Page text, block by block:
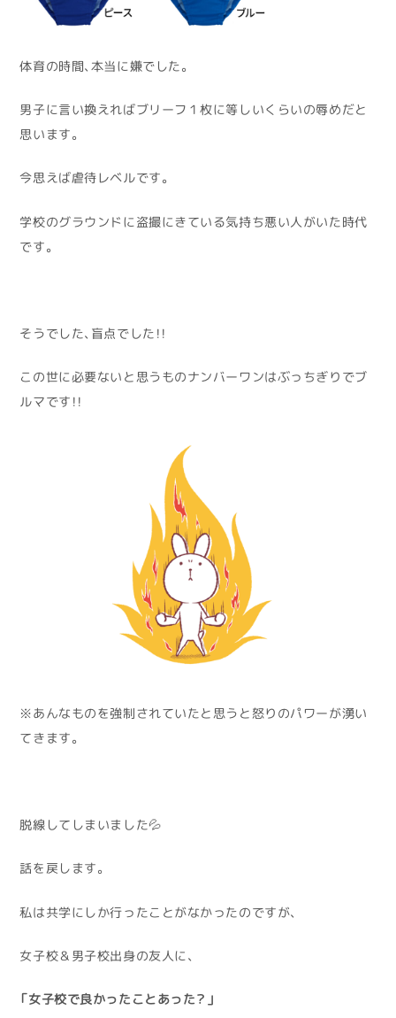
体育の時間、本当に嫌でした。
男子に言い換えればブリーフ１枚に等しいくらいの辱めだと
思います。
今思えば虐待レベルです。
学校のグラウンドに盗撮にきている気持ち悪い人がいた時代
です。
そうでした、盲点でした！！
この世に必要ないと思うものナンバーワンはぶっちぎりでブ
ルマです！！
※あんなものを強制されていたと思うと怒りのパワーが湧い
てきます。
脱線してしまいました💦
話を戻します。
私は共学にしか行ったことがなかったのですが、
女子校＆男子校出身の友人に、
「女子校で良かったことあった？」